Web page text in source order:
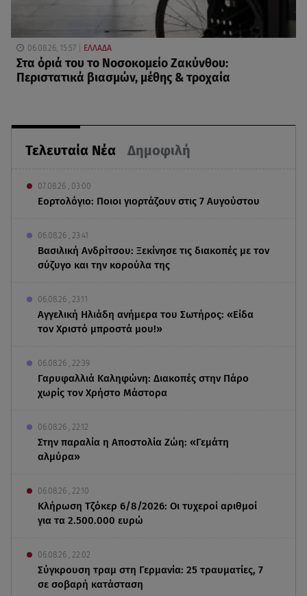
Τελευταία Νέα Δημοφιλή
07.08.26 , 03:00
Εορτολόγιο: Ποιοι γιορτάζουν στις 7 Αυγούστου
06.08.26 , 23:41
Βασιλική Ανδρίτσου: Ξεκίνησε τις διακοπές με τον
σύζυγο και την κορούλα της
06.08.26 , 23:11
Αγγελική Ηλιάδη ανήμερα του Σωτήρος: «Είδα
τον Χριστό μπροστά μου!»
06.08.26 , 22:39
Γαρυφαλλιά Καληφώνη: Διακοπές στην Πάρο
χωρίς τον Χρήστο Μάστορα
06.08.26 , 22:12
Στην παραλία η Αποστολία Ζώη: «Γεμάτη
αλμύρα»
06.08.26 , 22:10
Κλήρωση Τζόκερ 6/8/2026: Οι τυχεροί αριθμοί
για τα 2.500.000 ευρώ
06.08.26 , 22:02
Σύγκρουση τραμ στη Γερμανία: 25 τραυματίες, 7
σε σοβαρή κατάσταση
06.08.26, 15:57 ΕΛΛΑΔΑ
Στα όριά του το Νοσοκομείο Ζακύνθου:
Περιστατικά βιασμών, μέθης & τροχαία